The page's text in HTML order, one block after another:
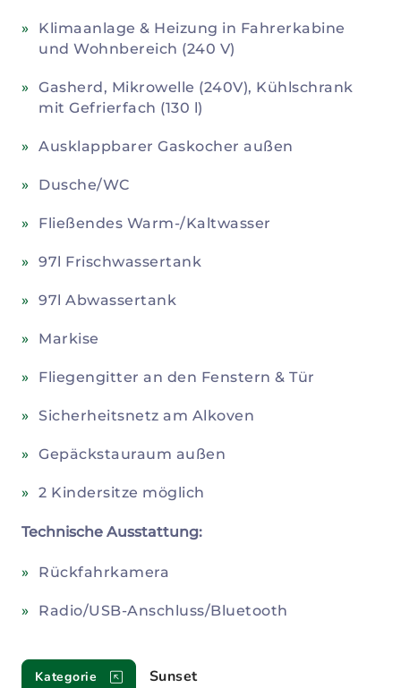
Klimaanlage & Heizung in Fahrerkabine
und Wohnbereich (240 V)
Gasherd, Mikrowelle (240V), Kühlschrank
mit Gefrierfach (130 l)
Ausklappbarer Gaskocher außen
Dusche/WC
Fließendes Warm-/Kaltwasser
97l Frischwassertank
97l Abwassertank
Markise
Fliegengitter an den Fenstern & Tür
Sicherheitsnetz am Alkoven
Gepäckstauraum außen
2 Kindersitze möglich
Technische Ausstattung:
Rückfahrkamera
Radio/USB-Anschluss/Bluetooth
Kategorie Sunset